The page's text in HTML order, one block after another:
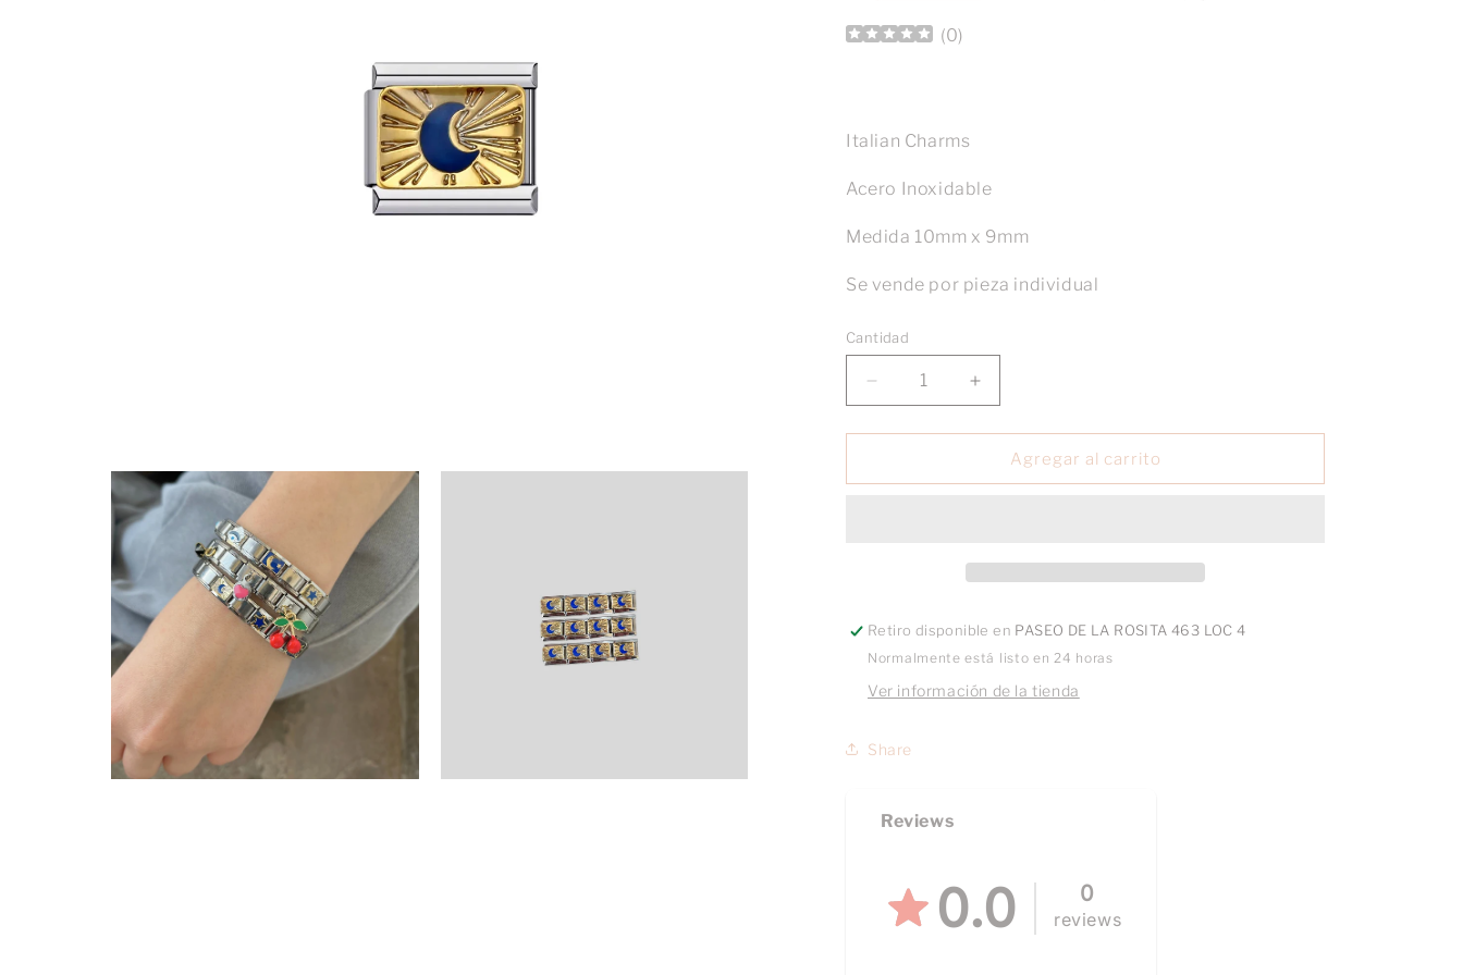
(0)
Italian Charms
Acero Inoxidable
Medida 10mm x 9mm
Se vende por pieza individual
Cantidad
Reducir
cantidad
para
Luna
Aumentar
cantidad
para
Charm
Luna
Agregar al carrito
Retiro disponible en PASEO DE LA ROSITA 463 LOC 4
Normalmente está listo en 24 horas
Ver información de la tienda
Share
Reviews
0.0 0
reviews